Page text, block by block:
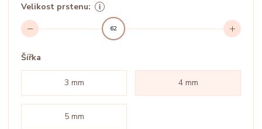
Velikost prstenu:
62
Šířka
3 mm 4 mm
5 mm